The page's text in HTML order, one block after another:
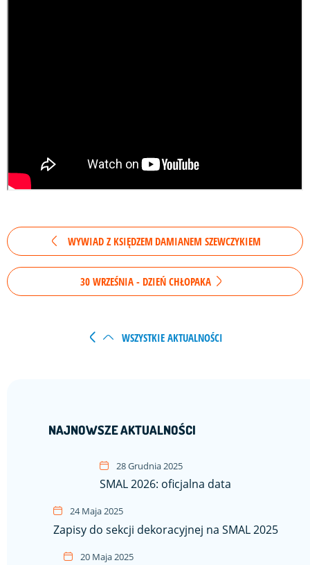
WYWIAD Z KSIĘDZEM DAMIANEM SZEWCZYKIEM
30 WRZEŚNIA - DZIEŃ CHŁOPAKA
WSZYSTKIE AKTUALNOŚCI
NAJNOWSZE AKTUALNOŚCI
28 Grudnia 2025
SMAL 2026: oficjalna data
24 Maja 2025
Zapisy do sekcji dekoracyjnej na SMAL 2025
20 Maja 2025